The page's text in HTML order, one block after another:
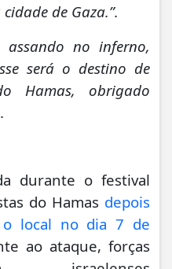
de Gaza.”.
assando no inferno,
será o destino de
Hamas, obrigado
durante o festival
do Hamas depois
local no dia 7 de
ao ataque, forças